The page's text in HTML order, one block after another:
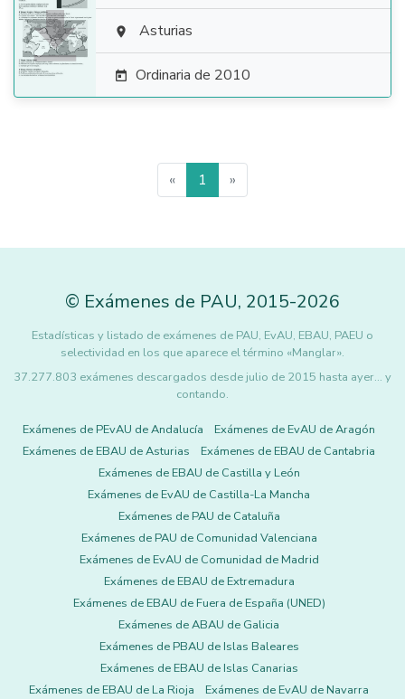
  Asturias
 Ordinaria de 2010
« 1 »
© Exámenes de PAU, 2015-2026
Estadísticas y listado de exámenes de PAU, EvAU, EBAU, PAEU o
selectividad en los que aparece el término «Manglar».
37.277.803 exámenes descargados desde julio de 2015 hasta ayer... y
contando.
Exámenes de PEvAU de Andalucía
Exámenes de EvAU de Aragón
Exámenes de EBAU de Asturias
Exámenes de EBAU de Cantabria
Exámenes de EBAU de Castilla y León
Exámenes de EvAU de Castilla-La Mancha
Exámenes de PAU de Cataluña
Exámenes de PAU de Comunidad Valenciana
Exámenes de EvAU de Comunidad de Madrid
Exámenes de EBAU de Extremadura
Exámenes de EBAU de Fuera de España (UNED)
Exámenes de ABAU de Galicia
Exámenes de PBAU de Islas Baleares
Exámenes de EBAU de Islas Canarias
Exámenes de EBAU de La Rioja
Exámenes de EvAU de Navarra